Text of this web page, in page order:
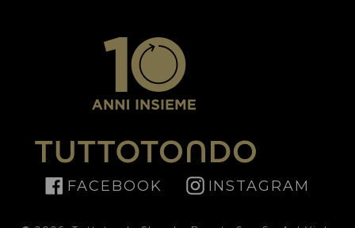
FACEBOOK
FACEBOOK INSTAGRAM
INSTAGRAM